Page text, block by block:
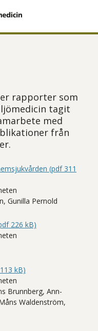
rapporter som
tagit
med
från
(pdf 311
Gunilla Pernold
226 kB)
kB)
Brunnberg, Ann-
Waldenström,